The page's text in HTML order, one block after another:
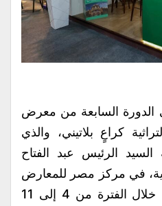
الدورة السابعة من معرض
كراعٍ بلاتيني، والذي
الرئيس عبد الفتاح
في مركز مصر للمعارض
الدولية بالتجمع الخامس، خلال الفترة من 4 إلى 11